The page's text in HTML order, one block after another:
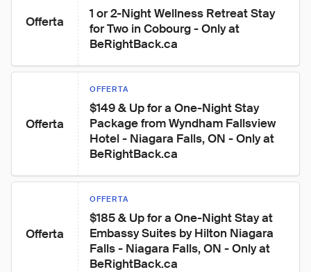
Offerta
1 or 2-Night Wellness Retreat Stay
for Two in Cobourg - Only at
BeRightBack.ca
Offerta
OFFERTA
$149 & Up for a One-Night Stay
Package from Wyndham Fallsview
Hotel - Niagara Falls, ON - Only at
BeRightBack.ca
Offerta
OFFERTA
$185 & Up for a One-Night Stay at
Embassy Suites by Hilton Niagara
Falls - Niagara Falls, ON - Only at
BeRightBack.ca